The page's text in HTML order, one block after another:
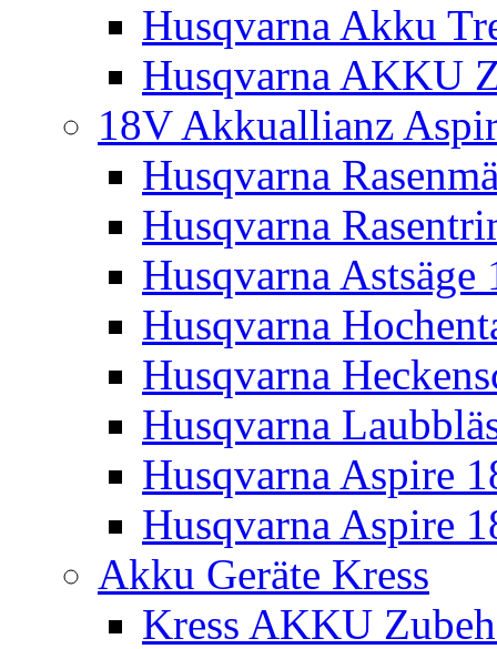
Husqvarna Akku
Husqvarna AKKU
18V Akkuallianz
Husqvarna
Husqvarna
Husqvarna
Husqvarna
Husqvarna
Husqvarna
Husqvarna Aspire
Husqvarna Aspire
Akku Geräte Kress
Kress AKKU